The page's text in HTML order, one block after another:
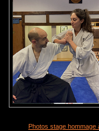
Photos stage hommage